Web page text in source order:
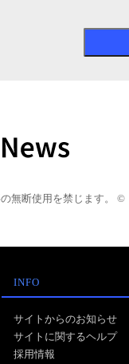
無断使用を禁じます。 ©
INFO
サイトからのお知らせ
サイトに関するヘルプ
採用情報